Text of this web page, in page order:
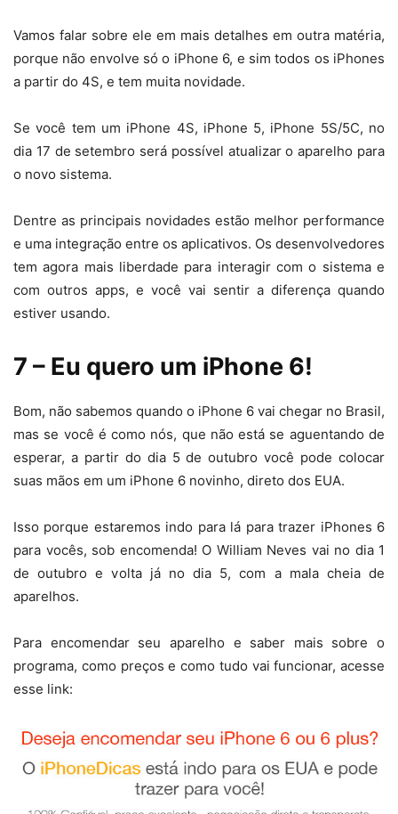
Vamos falar sobre ele em mais detalhes em outra matéria,
porque não envolve só o iPhone 6, e sim todos os iPhones
a partir do 4S, e tem muita novidade.
Se você tem um iPhone 4S, iPhone 5, iPhone 5S/5C, no
dia 17 de setembro será possível atualizar o aparelho para
o novo sistema.
Dentre as principais novidades estão melhor performance
e uma integração entre os aplicativos. Os desenvolvedores
tem agora mais liberdade para interagir com o sistema e
com outros apps, e você vai sentir a diferença quando
estiver usando.
7 – Eu quero um iPhone 6!
Bom, não sabemos quando o iPhone 6 vai chegar no Brasil,
mas se você é como nós, que não está se aguentando de
esperar, a partir do dia 5 de outubro você pode colocar
suas mãos em um iPhone 6 novinho, direto dos EUA.
Isso porque estaremos indo para lá para trazer iPhones 6
para vocês, sob encomenda! O William Neves vai no dia 1
de outubro e volta já no dia 5, com a mala cheia de
aparelhos.
Para encomendar seu aparelho e saber mais sobre o
programa, como preços e como tudo vai funcionar, acesse
esse link: